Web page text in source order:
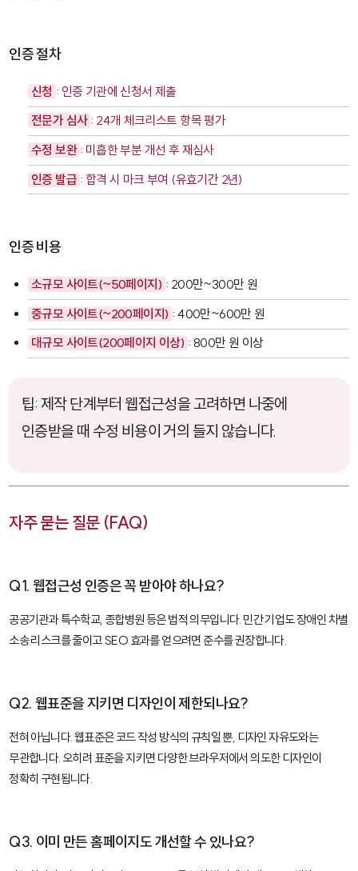
인증 절차
신청 : 인증 기관에 신청서 제출
전문가 심사 : 24개 체크리스트 항목 평가
수정 보완 : 미흡한 부분 개선 후 재심사
인증 발급 : 합격 시 마크 부여 (유효기간 2년)
인증 비용
소규모 사이트(~50페이지) : 200만~300만 원
중규모 사이트(~200페이지) : 400만~600만 원
대규모 사이트(200페이지 이상) : 800만 원 이상
팁: 제작 단계부터 웹접근성을 고려하면 나중에
인증받을 때 수정 비용이 거의 들지 않습니다.
자주 묻는 질문 (FAQ)
Q1. 웹접근성 인증은 꼭 받아야 하나요?
공공기관과 특수학교, 종합병원 등은 법적 의무입니다. 민간 기업도 장애인 차별
소송 리스크를 줄이고 SEO 효과를 얻으려면 준수를 권장합니다.
Q2. 웹표준을 지키면 디자인이 제한되나요?
전혀 아닙니다. 웹표준은 코드 작성 방식의 규칙일 뿐, 디자인 자유도와는
무관합니다. 오히려 표준을 지키면 다양한 브라우저에서 의도한 디자인이
정확히 구현됩니다.
Q3. 이미 만든 홈페이지도 개선할 수 있나요?